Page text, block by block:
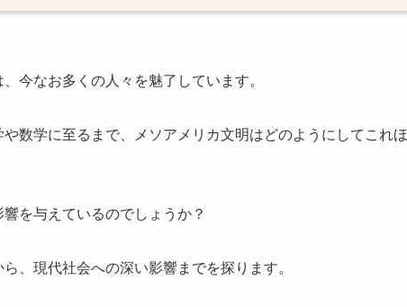
今なお多くの人々を魅了しています。
数学に至るまで、メソアメリカ文明はどのようにしてこれほ
を与えているのでしょうか？
、現代社会への深い影響までを探ります。